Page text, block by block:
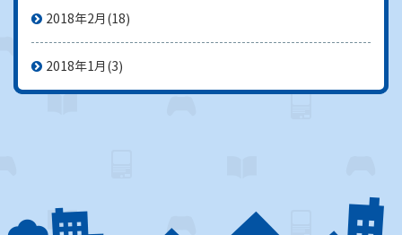
2018年2月 (18)
2018年1月 (3)